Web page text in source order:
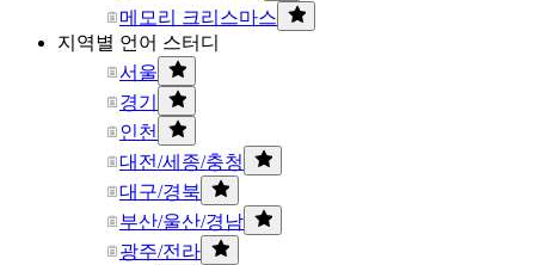
메모리 크리스마스
지역별 언어 스터디
서울
경기
인천
대전/세종/충청
대구/경북
부산/울산/경남
광주/전라